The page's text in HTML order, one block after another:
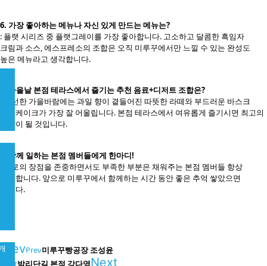
6. 가장 좋아하는 메뉴나 자신 있게 만드는 메뉴는?
: 플랫 시리즈 중 플랫그레이를 가장 좋아합니다. 고소하고 달콤한 흑임자
크림과 소스, 에스프레소의 조합은 오직 미루꾸에서만 느낄 수 있는 완성도
높은 메뉴라고 생각합니다.
7. 가을날 본점 테라스에서 즐기는 추천 음료+디저트 조합은?
: 선선한 가을바람에는 과일 향이 곁들어진 따뜻한 라떼와 부드러운 바스크
치즈케이크가 가장 잘 어울립니다. 본점 테라스에서 여유롭게 즐기시면 최고의
조합이 될 것입니다.
8. 함께 일하는 본점 멤버들에게 한마디!
: 서로의 장점을 존중하면서도 부족한 부분은 채워주는 본점 멤버들 항상
든든합니다. 앞으로 미루꾸에서 함께하는 시간 동안 좋은 추억 쌓았으면
합니다.
PrevPrev미루꾸빵공장 조성윤
Next밤리단길 본점 강다영Next